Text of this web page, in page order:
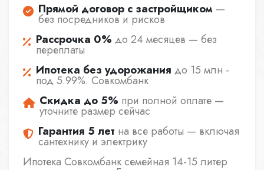
Прямой договор с застройщиком —
без посредников и рисков
Рассрочка 0% до 24 месяцев — без
переплаты
Ипотека без удорожания до 15 млн -
под 5.99%. Совкомбанк
Скидка до 5% при полной оплате —
уточните размер сейчас
Гарантия 5 лет на все работы — включая
сантехнику и электрику
Ипотека Совкомбанк семейная 14-15 литер